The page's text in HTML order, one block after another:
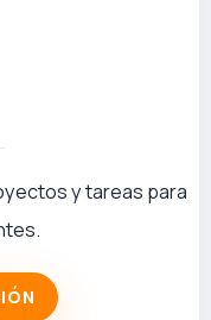
y tareas para